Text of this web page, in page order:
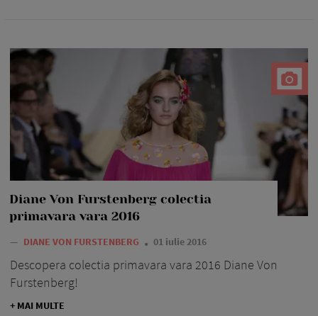
Diane Von Furstenberg colectia
primavara vara 2016
— DIANE VON FURSTENBERG 01 iulie 2016
Descopera colectia primavara vara 2016 Diane Von
Furstenberg!
+ MAI MULTE